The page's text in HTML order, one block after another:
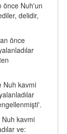
önce Nuh'un
delidir,
önce
Nuh kavmi
kavmi
ve: